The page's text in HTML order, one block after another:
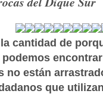
cantidad de
podemos
no están
que